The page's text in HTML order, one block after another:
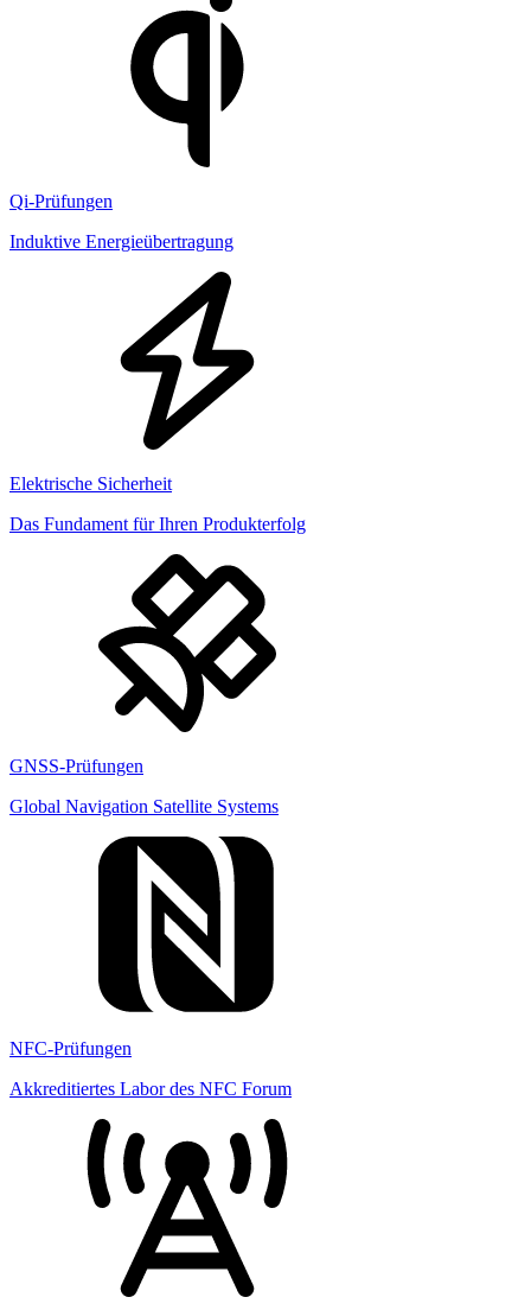
Qi-Prüfungen
Induktive Energieübertragung
Elektrische Sicherheit
Das Fundament für Ihren Produkterfolg
GNSS-Prüfungen
Global Navigation Satellite Systems
NFC-Prüfungen
Akkreditiertes Labor des NFC Forum